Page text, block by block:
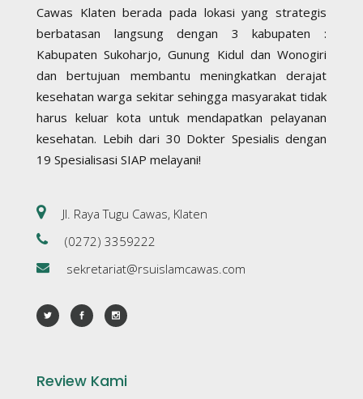
Cawas Klaten berada pada lokasi yang strategis
berbatasan langsung dengan 3 kabupaten :
Kabupaten Sukoharjo, Gunung Kidul dan Wonogiri
dan bertujuan membantu meningkatkan derajat
kesehatan warga sekitar sehingga masyarakat tidak
harus keluar kota untuk mendapatkan pelayanan
kesehatan. Lebih dari 30 Dokter Spesialis dengan
19 Spesialisasi SIAP melayani!
Jl. Raya Tugu Cawas, Klaten
(0272) 3359222
sekretariat@rsuislamcawas.com
Review Kami